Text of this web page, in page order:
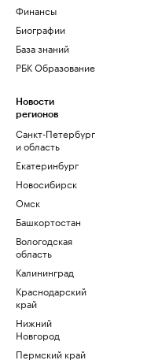
Финансы
Биографии
База знаний
РБК Образование
Новости
регионов
Санкт-Петербург
и область
Екатеринбург
Новосибирск
Омск
Башкортостан
Вологодская
область
Калининград
Краснодарский
край
Нижний
Новгород
Пермский край